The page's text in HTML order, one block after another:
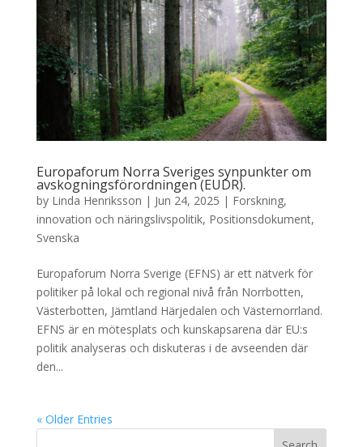
Europaforum Norra Sveriges synpunkter om
avskogningsförordningen (EUDR).
by Linda Henriksson | Jun 24, 2025 | Forskning,
innovation och näringslivspolitik, Positionsdokument,
Svenska
Europaforum Norra Sverige (EFNS) är ett nätverk för
politiker på lokal och regional nivå från Norrbotten,
Västerbotten, Jämtland Härjedalen och Västernorrland.
EFNS är en mötesplats och kunskapsarena där EU:s
politik analyseras och diskuteras i de avseenden där
den...
« Older Entries